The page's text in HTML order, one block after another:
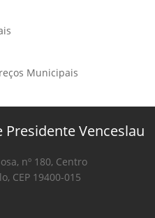
Municipais
Venceslau
nº 180, Centro
CEP 19400-015